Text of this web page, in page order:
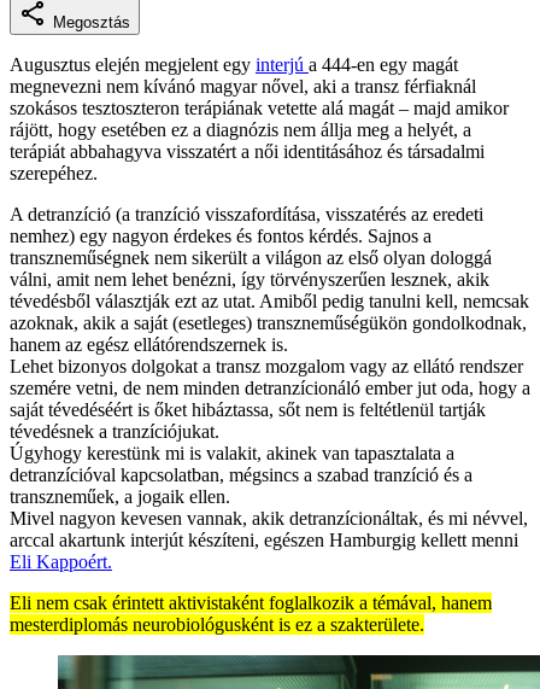
Megosztás
Augusztus elején megjelent egy interjú a 444-en egy magát
megnevezni nem kívánó magyar nővel, aki a transz férfiaknál
szokásos tesztoszteron terápiának vetette alá magát – majd amikor
rájött, hogy esetében ez a diagnózis nem állja meg a helyét, a
terápiát abbahagyva visszatért a női identitásához és társadalmi
szerepéhez.
A detranzíció (a tranzíció visszafordítása, visszatérés az eredeti
nemhez) egy nagyon érdekes és fontos kérdés. Sajnos a
transzneműségnek nem sikerült a világon az első olyan dologgá
válni, amit nem lehet benézni, így törvényszerűen lesznek, akik
tévedésből választják ezt az utat. Amiből pedig tanulni kell, nemcsak
azoknak, akik a saját (esetleges) transzneműségükön gondolkodnak,
hanem az egész ellátórendszernek is.
Lehet bizonyos dolgokat a transz mozgalom vagy az ellátó rendszer
szemére vetni, de nem minden detranzícionáló ember jut oda, hogy a
saját tévedéséért is őket hibáztassa, sőt nem is feltétlenül tartják
tévedésnek a tranzíciójukat.
Úgyhogy kerestünk mi is valakit, akinek van tapasztalata a
detranzícióval kapcsolatban, mégsincs a szabad tranzíció és a
transzneműek, a jogaik ellen.
Mivel nagyon kevesen vannak, akik detranzícionáltak, és mi névvel,
arccal akartunk interjút készíteni, egészen Hamburgig kellett menni
Eli Kappoért.
Eli nem csak érintett aktivistaként foglalkozik a témával, hanem
mesterdiplomás neurobiológusként is ez a szakterülete.